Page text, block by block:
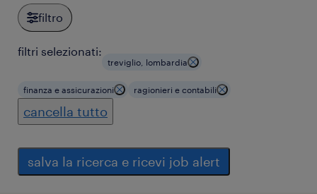
filtro
filtri selezionati:
treviglio, lombardia
finanza e assicurazioni ragionieri e contabili
cancella tutto
salva la ricerca e ricevi job alert